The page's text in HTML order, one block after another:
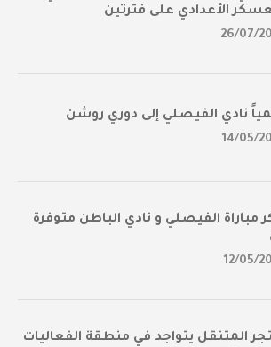
الأعدادي على فترتين
26/07/
نادي الفيصلي إلى دوري روشن
14/05/
مباراة الفيصلي و نادي الباطن متوفرة
12/05/
المتنقل يتواجد في منطقة الفعاليات